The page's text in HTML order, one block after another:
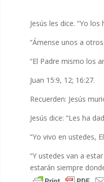
Jesús les dice. “Yo
“Ámense unos a
“El Padre mismo los
Juan 15:9, 12; 16:27.
Recuerden: Jesús
Jesús dice: “Les ha
“Yo vivo en ustedes,
“Y ustedes van a
estarán siempre